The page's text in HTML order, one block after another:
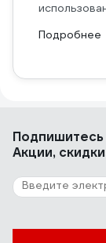
Подробнее
Подпишитесь
Акции,